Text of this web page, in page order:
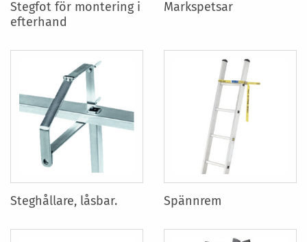
Stegfot för montering i
efterhand
Markspetsar
Steghållare, låsbar. Spännrem